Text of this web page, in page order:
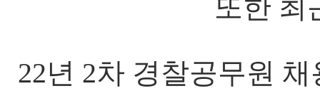
또한 최
22년 2차 경찰공무원